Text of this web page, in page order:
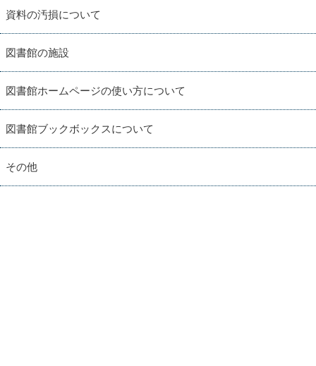
資料の汚損について
図書館の施設
図書館ホームページの使い方について
図書館ブックボックスについて
その他